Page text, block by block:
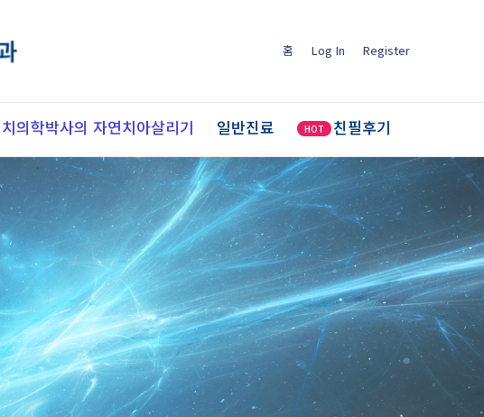
홈 Log In Register
치의학박사의 자연치아살리기 일반진료 HOT 친필후기